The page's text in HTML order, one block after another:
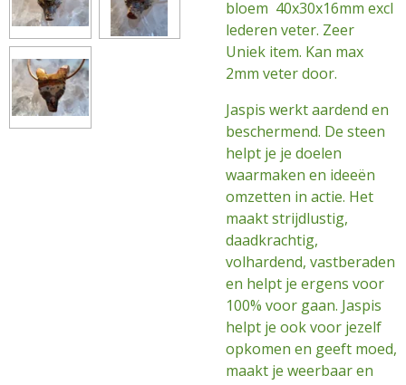
bloem 40x30x16mm excl
lederen veter. Zeer
Uniek item. Kan max
2mm veter door.
Jaspis werkt aardend en
beschermend. De steen
helpt je je doelen
waarmaken en ideeën
omzetten in actie. Het
maakt strijdlustig,
daadkrachtig,
volhardend, vastberaden
en helpt je ergens voor
100% voor gaan. Jaspis
helpt je ook voor jezelf
opkomen en geeft moed,
maakt je weerbaar en